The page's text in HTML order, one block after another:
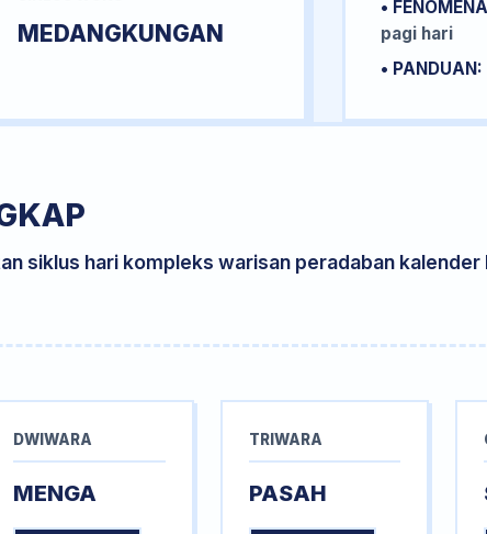
MEDANGKUNGAN
•
pagi hari
• PANDUAN:
siklus hari kompleks warisan peradaban kalender
DWIWARA
MENGA
TRIWARA
PASAH